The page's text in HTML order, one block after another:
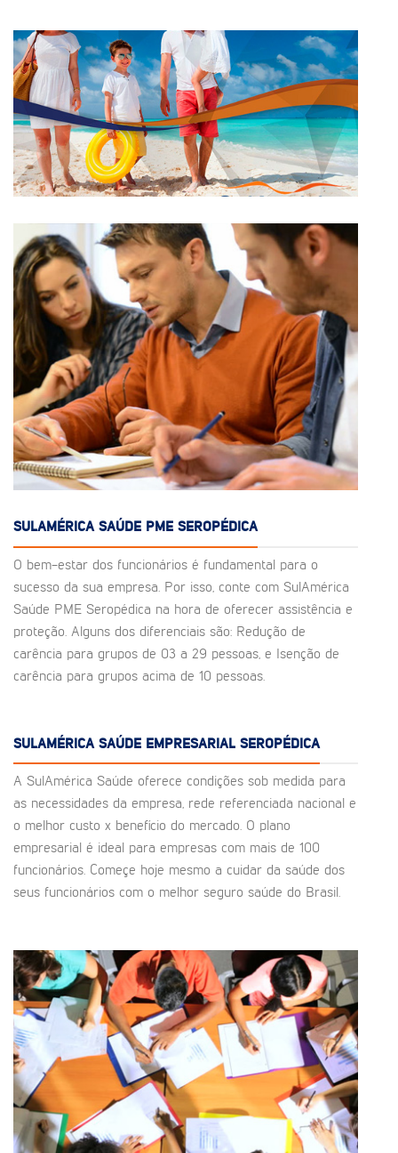
SULAMÉRICA SAÚDE PME SEROPÉDICA
O bem-estar dos funcionários é fundamental para o
sucesso da sua empresa. Por isso, conte com SulAmérica
Saúde PME Seropédica na hora de oferecer assistência e
proteção. Alguns dos diferenciais são: Redução de
carência para grupos de 03 a 29 pessoas, e Isenção de
carência para grupos acima de 10 pessoas.
SULAMÉRICA SAÚDE EMPRESARIAL SEROPÉDICA
A SulAmérica Saúde oferece condições sob medida para
as necessidades da empresa, rede referenciada nacional e
o melhor custo x benefício do mercado. O plano
empresarial é ideal para empresas com mais de 100
funcionários. Começe hoje mesmo a cuidar da saúde dos
seus funcionários com o melhor seguro saúde do Brasil.